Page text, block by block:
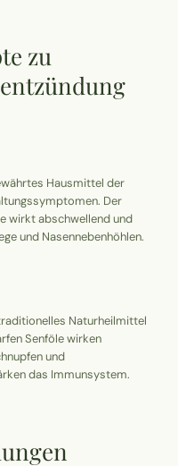
zu
Hausmittel der
Der
wirkt abschwellend und
und Nasennebenhöhlen.
Naturheilmittel
Senföle wirken
und
das Immunsystem.